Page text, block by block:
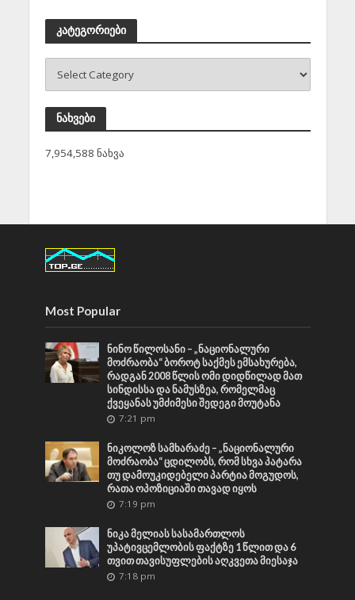
კატეგორიები
ნახვები
7,954,588 ნახვა
Most Popular
ნინო წილოსანი – „ნაციონალური
მოძრაობა“ ბოროტ საქმეს ემსახურება,
რადგან 2008 წლის ომი დიდწილად მათ
სინდისსა და ნამუსზეა, რომელმაც
ქვეყანას უმძიმესი შედეგი მოუტანა
7:21 pm
ნიკოლოზ სამხარაძე – „ნაციონალური
მოძრაობა“ ცდილობს, რომ სხვა პატარა
თუ დამოუკიდებელი პარტია მოგუდოს,
რათა ოპოზიციაში თავად იყოს
7:19 pm
ნიკა მელიას სასამართლოს
უპატივცემლობის ფაქტზე 1 წლით და 6
თვით თავისუფლების აღკვეთა მიესაჯა
7:18 pm